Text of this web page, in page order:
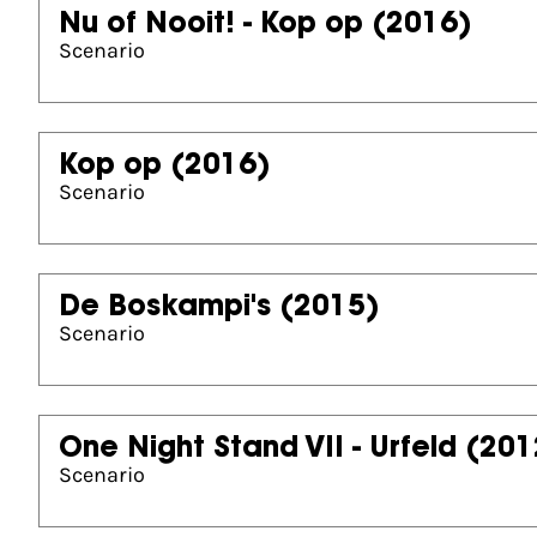
Nu of Nooit! - Kop op (2016)
Scenario
Kop op (2016)
Scenario
De Boskampi's (2015)
Scenario
One Night Stand VII - Urfeld
Scenario